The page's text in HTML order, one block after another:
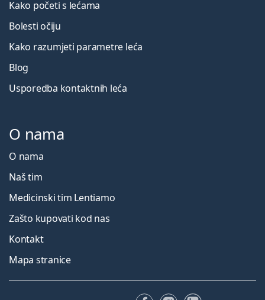
Kako početi s lećama
Bolesti očiju
Kako razumjeti parametre leća
Blog
Usporedba kontaktnih leća
O nama
O nama
Naš tim
Medicinski tim Lentiamo
Zašto kupovati kod nas
Kontakt
Mapa stranice